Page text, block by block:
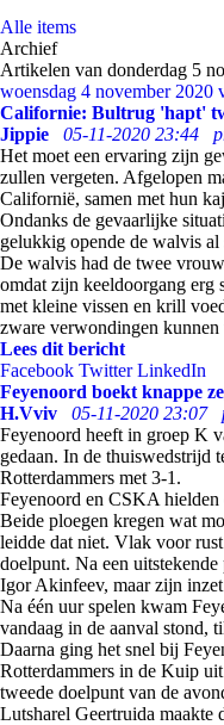
Alle items
Archief
Artikelen van donderdag 5
woensdag 4 november 2020
Californie: Bultrug 'hapt'
Jippie
05-11-2020 23:44
Het moet een ervaring zijn
zullen vergeten. Afgelopen
Californië, samen met hun
Ondanks de gevaarlijke
gelukkig opende de walvis
De walvis had de twee
omdat zijn keeldoorgang erg
met kleine vissen en krill
zware verwondingen kunnen
Lees dit bericht
Facebook Twitter LinkedIn
Feyenoord boekt knappe
H.Vviv
05-11-2020 23:07
Feyenoord heeft in groep K
gedaan. In de thuiswedstrijd
Rotterdammers met 3-1.
Feyenoord en CSKA
Beide ploegen kregen wat
leidde dat niet. Vlak voor
doelpunt. Na een uitstekende
Igor Akinfeev, maar zijn
Na één uur spelen kwam
vandaag in de aanval stond,
Daarna ging het snel bij
Rotterdammers in de Kuip
tweede doelpunt van de
Lutsharel Geertruida maakte